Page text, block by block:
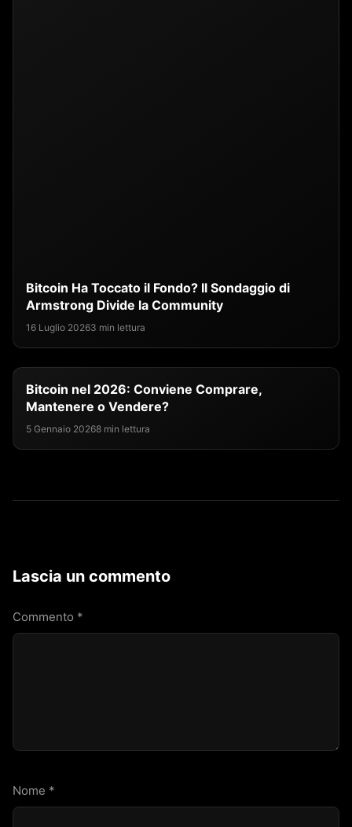
Bitcoin Ha Toccato il Fondo? Il Sondaggio di
Armstrong Divide la Community
16 Luglio 20263 min lettura
Bitcoin nel 2026: Conviene Comprare,
Mantenere o Vendere?
5 Gennaio 20268 min lettura
Lascia un commento
Commento *
Nome *